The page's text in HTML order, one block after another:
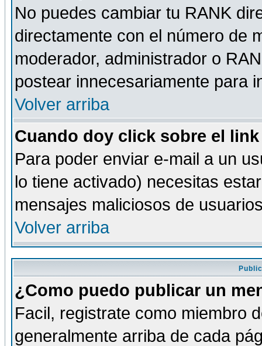
No puedes cambiar tu RANK
directamente con el número de
moderador, administrador o
postear innecesariamente para
Volver arriba
Cuando doy click sobre el
Para poder enviar e-mail a un
lo tiene activado) necesitas
mensajes maliciosos de
Volver arriba
¿Como puedo publicar un
Facil, registrate como miembro
generalmente arriba de cada